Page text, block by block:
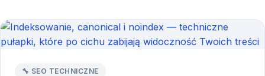
🔧 SEO TECHNICZNE